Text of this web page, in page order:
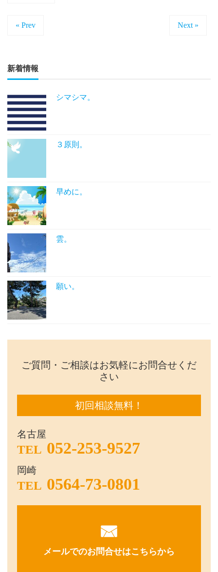
« Prev Next »
新着情報
シマシマ。
３原則。
早めに。
雲。
願い。
ご質問・ご相談はお気軽にお問合せくだ
さい
初回相談無料！
名古屋
TEL 052-253-9527
岡崎
TEL 0564-73-0801
メールでのお問合せはこちらから